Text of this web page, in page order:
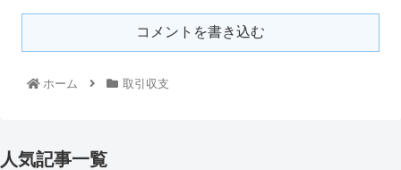
コメントを書き込む
ホーム 取引収支
人気記事一覧